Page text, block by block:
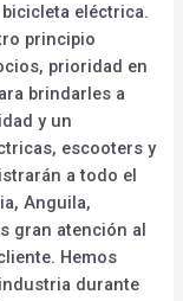
eléctrica.
principio
prioridad en
brindarles a
y un
escooters y
a todo el
Anguila,
gran atención al
Hemos
durante